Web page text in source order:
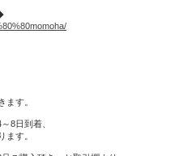
ます。
8日到着、
ます。